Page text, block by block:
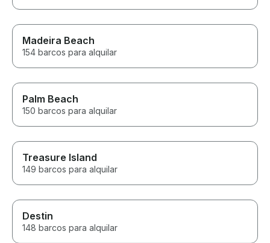
Madeira Beach
154 barcos para alquilar
Palm Beach
150 barcos para alquilar
Treasure Island
149 barcos para alquilar
Destin
148 barcos para alquilar